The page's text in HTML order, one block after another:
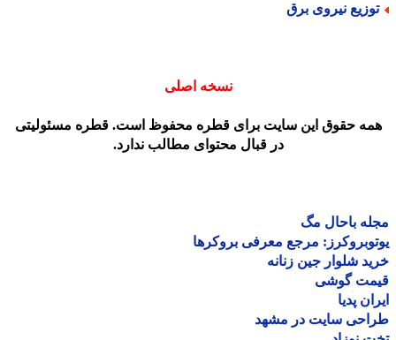
نیروی برق
نسخه اصلی
حقوق این سایت برای قطره محفوظ است. قطره مسئولیتی
در قبال محتوای مطالب ندارد.
باحال مگ
مرجع معرفی بروکرها
شلوار جین زنانه
گوشی
پدیا
سایت در مشهد